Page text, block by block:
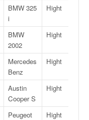
BMW 325
i
Hight
BMW
2002
Hight
Mercedes
Benz
Hight
Austin
Cooper S
Hight
Peugeot
Hight